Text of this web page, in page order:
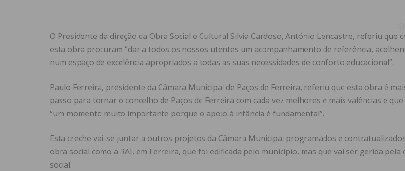
O Presidente da direção da Obra Social e Cultural Silvia Cardoso, António Lencastre, referiu que
esta obra procuram “dar a todos os nossos utentes um acompanhamento de referência,
num espaço de excelência apropriados a todas as suas necessidades de conforto educacional”.
Paulo Ferreira, presidente da Câmara Municipal de Paços de Ferreira, referiu que esta obra é
passo para tornar o concelho de Paços de Ferreira com cada vez melhores e mais valências e que
“um momento muito importante porque o apoio à infância é fundamental”.
Esta creche vai-se juntar a outros projetos da Câmara Municipal programados e
obra social como a RAI, em Ferreira, que foi edificada pelo município, mas que vai ser gerida pela
social.